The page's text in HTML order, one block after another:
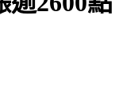
2600點